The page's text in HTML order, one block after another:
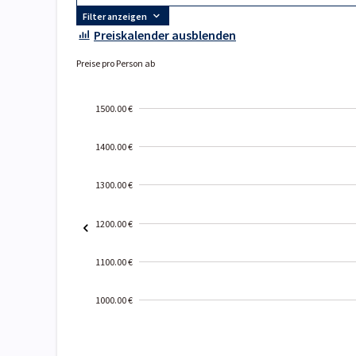
Filter anzeigen
Preiskalender ausblenden
Preise pro Person ab
1500.00 €
1400.00 €
1300.00 €
1200.00 €
1100.00 €
1000.00 €